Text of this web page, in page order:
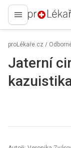
proLékaře.cz
proLékaře.cz /
Jaterní